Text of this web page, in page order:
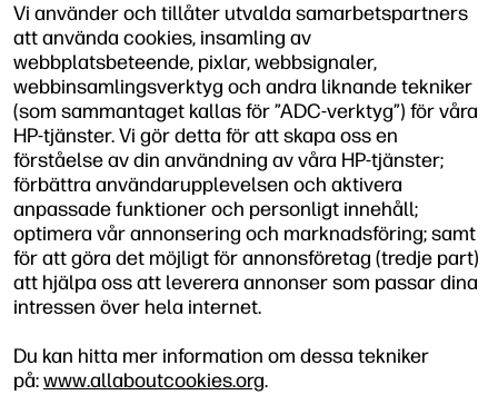
Vi använder och tillåter utvalda samarbetspartners
att använda cookies, insamling av
webbplatsbeteende, pixlar, webbsignaler,
webbinsamlingsverktyg och andra liknande tekniker
(som sammantaget kallas för ”ADC-verktyg”) för våra
HP-tjänster. Vi gör detta för att skapa oss en
förståelse av din användning av våra HP-tjänster;
förbättra användarupplevelsen och aktivera
anpassade funktioner och personligt innehåll;
optimera vår annonsering och marknadsföring; samt
för att göra det möjligt för annonsföretag (tredje part)
att hjälpa oss att leverera annonser som passar dina
intressen över hela internet.
Du kan hitta mer information om dessa tekniker
på:www.allaboutcookies.org.